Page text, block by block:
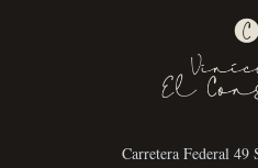
Carretera Federal 49